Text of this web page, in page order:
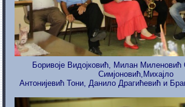
Боривоје Видојковић, Милан Миленовић
Симјоновић, Михајло
Антонијевић Тони, Данило Драгићевић и